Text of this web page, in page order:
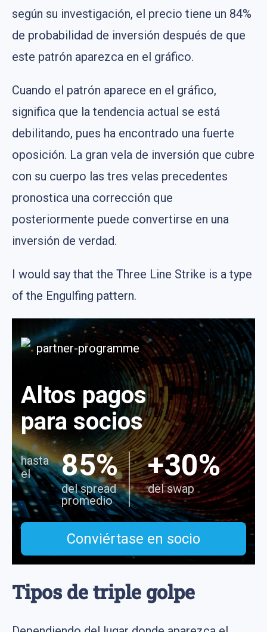
según su investigación, el precio tiene un 84%
de probabilidad de inversión después de que
este patrón aparezca en el gráfico.
Cuando el patrón aparece en el gráfico,
significa que la tendencia actual se está
debilitando, pues ha encontrado una fuerte
oposición. La gran vela de inversión que cubre
con su cuerpo las tres velas precedentes
pronostica una corrección que
posteriormente puede convertirse en una
inversión de verdad.
I would say that the Three Line Strike is a type
of the Engulfing pattern.
Altos pagos
para socios
hasta
el
85%
del spread
promedio
+30%
del swap
Conviértase en socio
Tipos de triple golpe